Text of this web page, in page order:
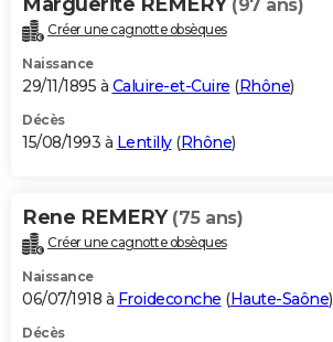
(97 ans)
Créer une cagnotte obsèques
Naissance
29/11/1895 à Caluire-et-Cuire (Rhône)
Décès
15/08/1993 à Lentilly(Rhône)
Rene REMERY (75 ans)
Créer une cagnotte obsèques
Naissance
06/07/1918 à Froideconche (Haute-Saône)
Décès